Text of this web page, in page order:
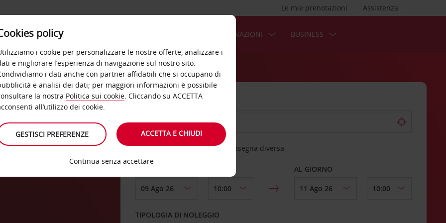
Assistenza
Le mie prenotazioni
OFFERTE DESTINAZIONI BUSINESS
Scegli una località di riconsegna diversa
DAL GIORNO AL GIORNO
TIPOLOGIA DI NOLEGGIO
policy
i cookie per personalizzare le nostre offerte, analizzare i
e migliorare l’esperienza di navigazione sul nostro sito.
i dati anche con partner affidabili che si occupano di
e analisi dei dati; per maggiori informazioni è possibile
la nostra Politica sui cookie. Cliccando su ACCETTA
all’utilizzo dei cookie.
GESTISCI PREFERENZE ACCETTA E CHIUDI
Continua senza accettare